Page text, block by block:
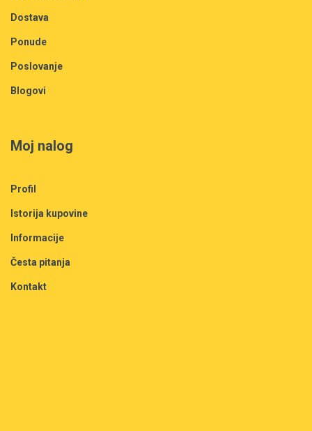
Dostava
Ponude
Poslovanje
Blogovi
Moj nalog
Profil
Istorija kupovine
Informacije
Česta pitanja
Kontakt